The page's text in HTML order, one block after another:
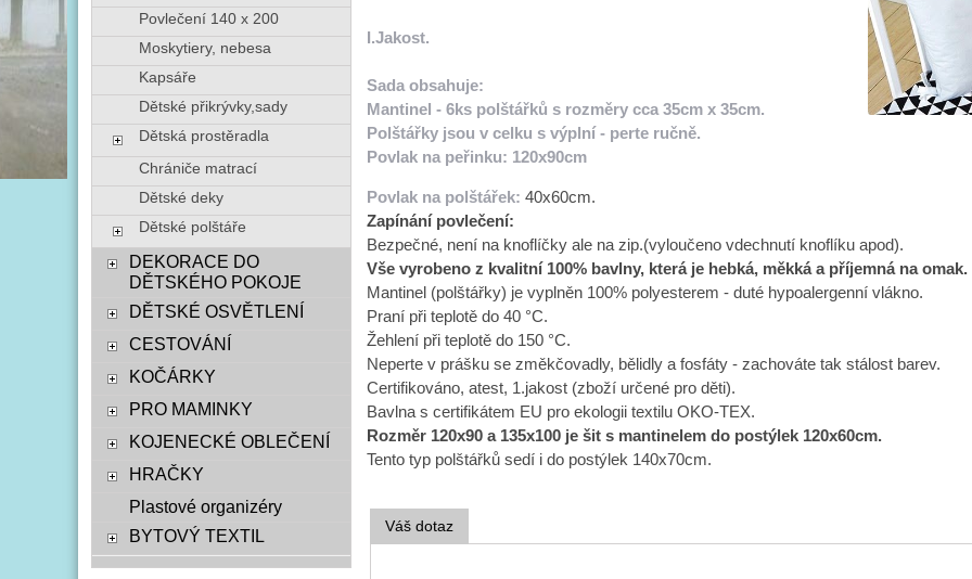
I.Jakost.
Sada obsahuje:
Mantinel - 6ks polštářků s rozměry cca 35cm x 35cm.
Polštářky jsou v celku s výplní - perte ručně.
Povlak na peřinku: 120x90cm
Povlak na polštářek: 40x60cm.
Zapínání povlečení:
Bezpečné, není na knoflíčky ale na zip.(vyloučeno vdechnutí knoflíku apod).
Vše vyrobeno z kvalitní 100% bavlny, která je hebká, měkká a příjemná na omak.
Mantinel (polštářky) je vyplněn 100% polyesterem - duté hypoalergenní vlákno.
Praní při teplotě do 40 °C.
Žehlení při teplotě do 150 °C.
Neperte v prášku se změkčovadly, bělidly a fosfáty - zachováte tak stálost barev.
Certifikováno, atest, 1.jakost (zboží určené pro děti).
Bavlna s certifikátem EU pro ekologii textilu OKO-TEX.
Rozměr 120x90 a 135x100 je šit s mantinelem do postýlek 120x60cm.
Tento typ polštářků sedí i do postýlek 140x70cm.
Váš dotaz
Povlečení 140 x 200
Moskytiery, nebesa
Kapsáře
Dětské přikrývky,sady
Dětská prostěradla
Chrániče matrací
Dětské deky
Dětské polštáře
DEKORACE DO
DĚTSKÉHO POKOJE
DĚTSKÉ OSVĚTLENÍ
CESTOVÁNÍ
KOČÁRKY
PRO MAMINKY
KOJENECKÉ OBLEČENÍ
HRAČKY
Plastové organizéry
BYTOVÝ TEXTIL